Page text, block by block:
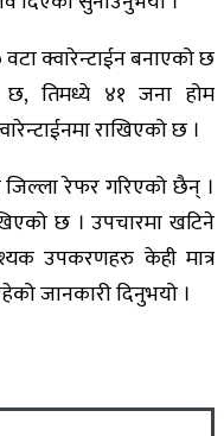
क्वारेन्टाईन बनाएको छ
छ, तिमध्ये ४१ जना होम
राखिएको छ ।
जिल्ला रेफर गरिएको छैन् ।
छ । उपचारमा खटिने
उपकरणहरु केही मात्र
जानकारी दिनुभयो ।